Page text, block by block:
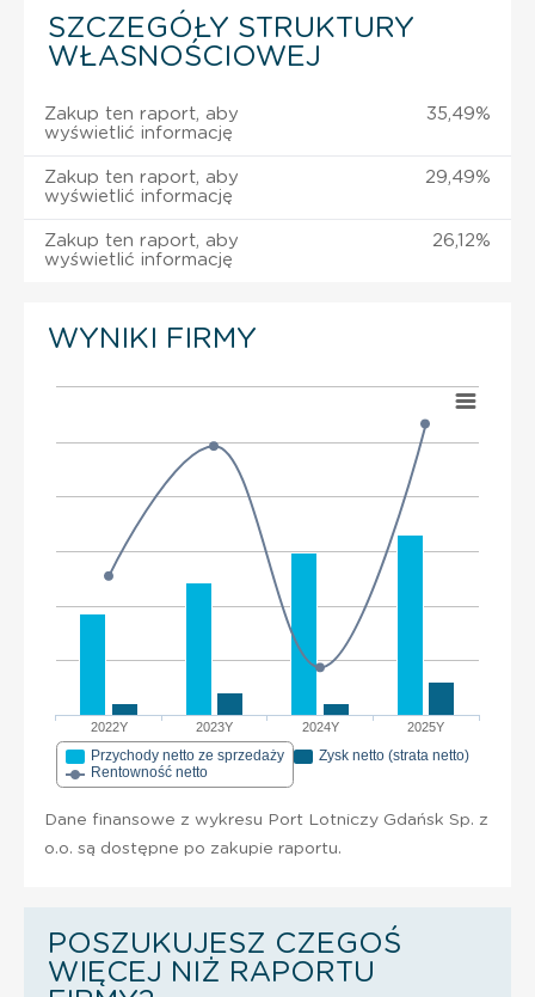
SZCZEGÓŁY STRUKTURY
WŁASNOŚCIOWEJ
Zakup ten raport, aby
wyświetlić informację
35,49%
Zakup ten raport, aby
wyświetlić informację
29,49%
Zakup ten raport, aby
wyświetlić informację
26,12%
WYNIKI FIRMY
2022Y 2023Y 2024Y 2025Y
Przychody netto ze sprzedaży
Zysk netto (strata netto)
Rentowność netto
Dane finansowe z wykresu Port Lotniczy Gdańsk Sp. z
o.o. są dostępne po zakupie raportu.
POSZUKUJESZ CZEGOŚ
WIĘCEJ NIŻ RAPORTU